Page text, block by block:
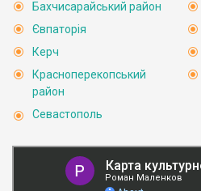
Бахчисарайський район
Євпаторія
Керч
Красноперекопський
район
Севастополь